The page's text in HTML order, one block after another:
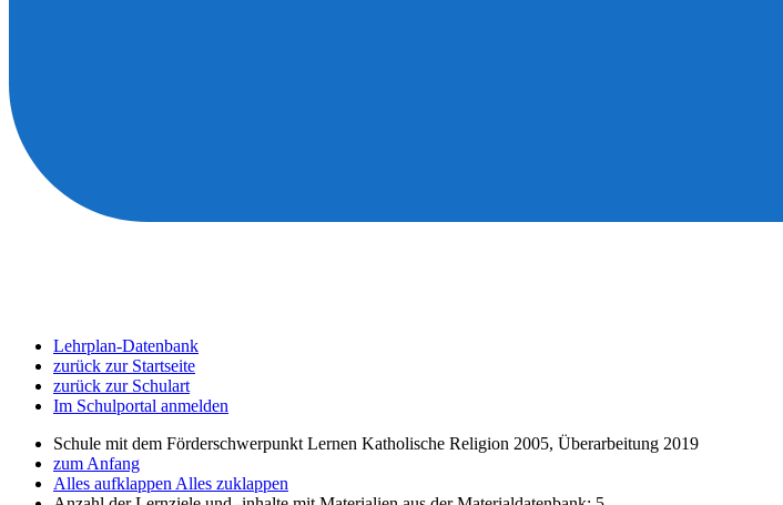
Lehrplan-Datenbank
zurück zur Startseite
zurück zur Schulart
Im Schulportal anmelden
Schule mit dem Förderschwerpunkt Lernen Katholische Religion 2005, Überarbeitung 2019
zum Anfang
Alles aufklappen Alles zuklappen